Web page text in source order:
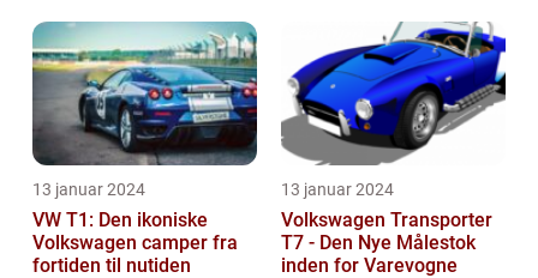
13 januar 2024
VW T1: Den ikoniske
Volkswagen camper fra
fortiden til nutiden
13 januar 2024
Volkswagen Transporter
T7 - Den Nye Målestok
inden for Varevogne